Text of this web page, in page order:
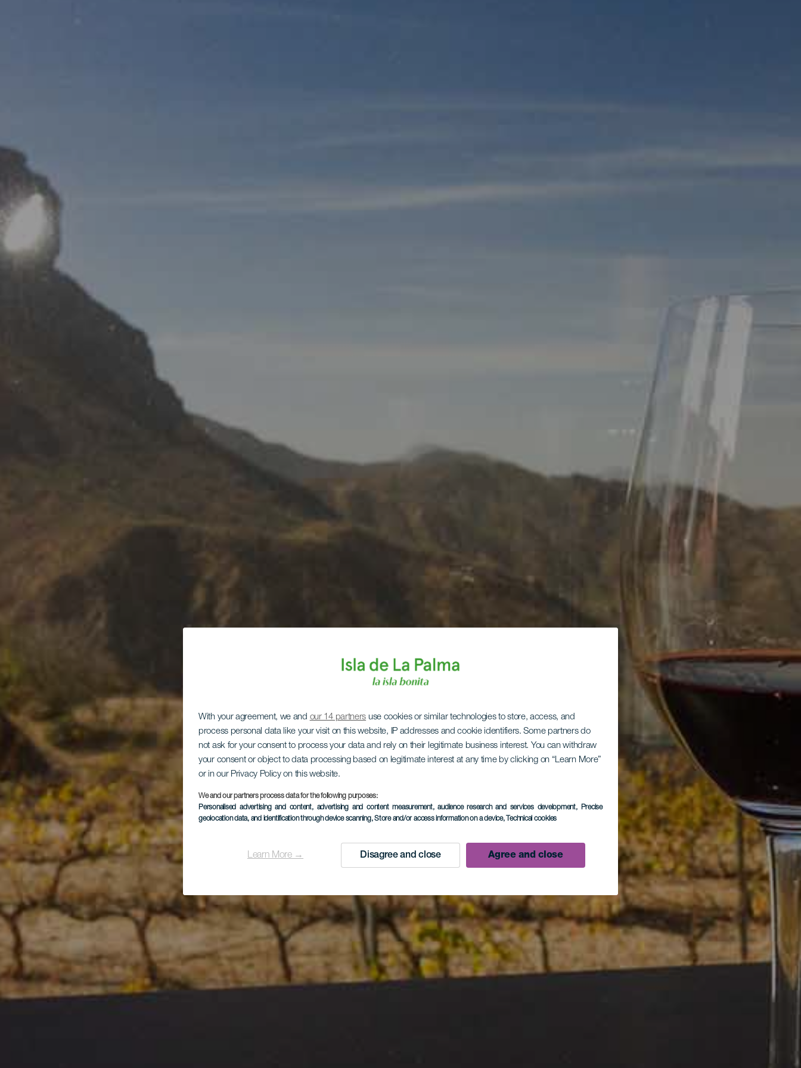
With your agreement, we and our 14 partners use cookies or similar technologies to store, access, and
process personal data like your visit on this website, IP addresses and cookie identifiers. Some partners do
not ask for your consent to process your data and rely on their legitimate business interest. You can withdraw
your consent or object to data processing based on legitimate interest at any time by clicking on “Learn More”
or in our Privacy Policy on this website.
We and our partners process data for the following purposes:
Personalised advertising and content, advertising and content measurement, audience research and services development, Precise
geolocation data, and identification through device scanning, Store and/or access information on a device, Technical cookies
Learn More → Disagree and close Agree and close